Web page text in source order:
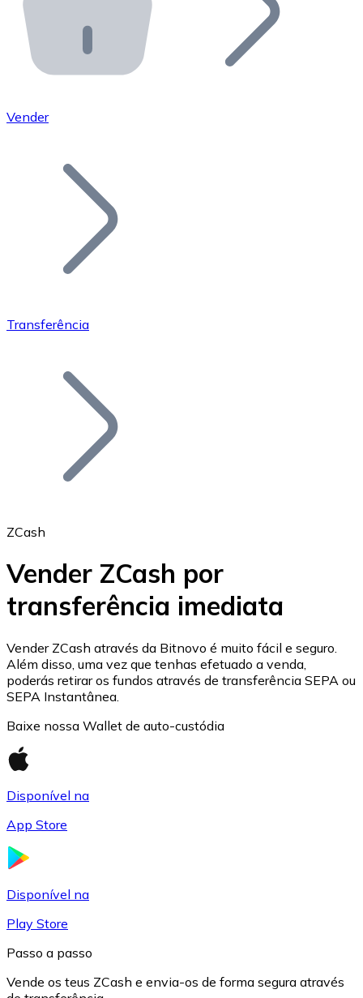
API Bitnovo
Integre nossa API no seu ecossistema.
Junte-se à nossa rede de revendedores e comercialize
Adicione o token do seu projeto ao nosso serviço de
Bitcoin
Ethereum
ETH
Vender
Transferência
ZCash
Vender ZCash por
transferência imediata
Vender ZCash através da Bitnovo é muito fácil e seguro.
Além disso, uma vez que tenhas efetuado a venda,
poderás retirar os fundos através de transferência SEPA ou
SEPA Instantânea.
Baixe nossa Wallet de auto-custódia
Disponível na
App Store
Disponível na
Play Store
Passo a passo
Vende os teus ZCash e envia-os de forma segura através